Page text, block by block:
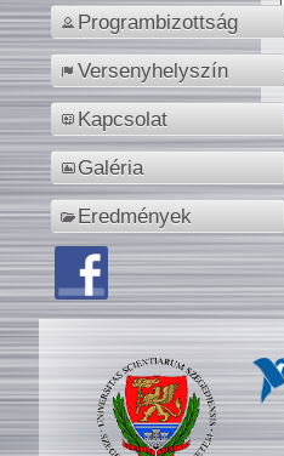
Programbizottság
Versenyhelyszín
Kapcsolat
Galéria
Eredmények